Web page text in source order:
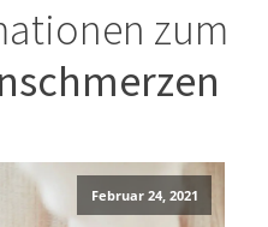
zum
Februar 24, 2021